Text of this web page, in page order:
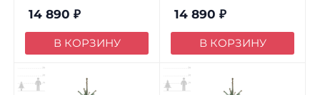
14 890 ₽
В КОРЗИНУ
14 890 ₽
В КОРЗИНУ